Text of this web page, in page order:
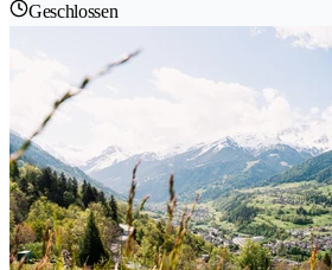
Geschlossen